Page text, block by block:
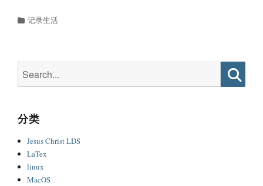
Categories
记录生活
for:
分类
Jesus Christ LDS
LaTex
linux
MacOS